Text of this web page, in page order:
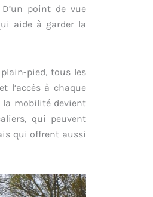
point de vue
aide à garder la
pied, tous les
l’accès à chaque
la mobilité devient
qui peuvent
qui offrent aussi